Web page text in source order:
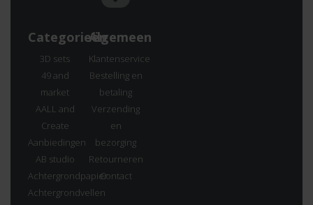
Categorieën
3D sets
49 and
market
AALL and
Create
Aanbiedingen
AB studio
Achtergrondpapier
Achtergrondvellen
Algemeen
Klantenservice
Bestelling en
betaling
Verzending
en
bezorging
Retourneren
Contact